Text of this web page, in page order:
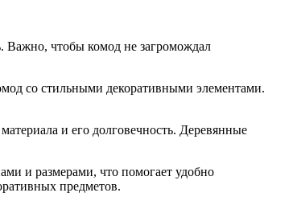
Важно, чтобы комод не загромождал
со стильными декоративными элементами.
и его долговечность. Деревянные
и размерами, что помогает удобно
предметов.